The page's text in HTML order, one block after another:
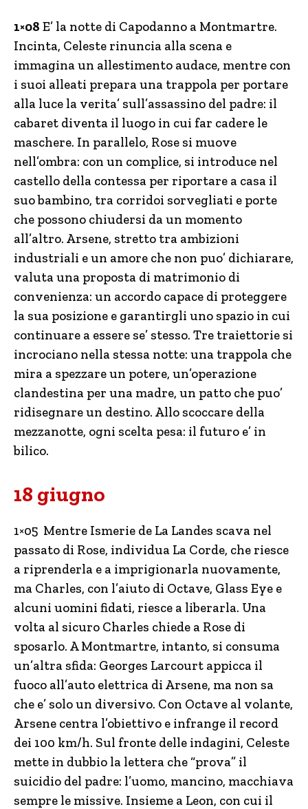
1×08 E’ la notte di Capodanno a Montmartre.
Incinta, Celeste rinuncia alla scena e
immagina un allestimento audace, mentre con
i suoi alleati prepara una trappola per portare
alla luce la verita’ sull’assassino del padre: il
cabaret diventa il luogo in cui far cadere le
maschere. In parallelo, Rose si muove
nell’ombra: con un complice, si introduce nel
castello della contessa per riportare a casa il
suo bambino, tra corridoi sorvegliati e porte
che possono chiudersi da un momento
all’altro. Arsene, stretto tra ambizioni
industriali e un amore che non puo’ dichiarare,
valuta una proposta di matrimonio di
convenienza: un accordo capace di proteggere
la sua posizione e garantirgli uno spazio in cui
continuare a essere se’ stesso. Tre traiettorie si
incrociano nella stessa notte: una trappola che
mira a spezzare un potere, un’operazione
clandestina per una madre, un patto che puo’
ridisegnare un destino. Allo scoccare della
mezzanotte, ogni scelta pesa: il futuro e’ in
bilico.
18 giugno
1×05 Mentre Ismerie de La Landes scava nel
passato di Rose, individua La Corde, che riesce
a riprenderla e a imprigionarla nuovamente,
ma Charles, con l’aiuto di Octave, Glass Eye e
alcuni uomini fidati, riesce a liberarla. Una
volta al sicuro Charles chiede a Rose di
sposarlo. A Montmartre, intanto, si consuma
un’altra sfida: Georges Larcourt appicca il
fuoco all’auto elettrica di Arsene, ma non sa
che e’ solo un diversivo. Con Octave al volante,
Arsene centra l’obiettivo e infrange il record
dei 100 km/h. Sul fronte delle indagini, Celeste
mette in dubbio la lettera che “prova” il
suicidio del padre: l’uomo, mancino, macchiava
sempre le missive. Insieme a Leon, con cui il